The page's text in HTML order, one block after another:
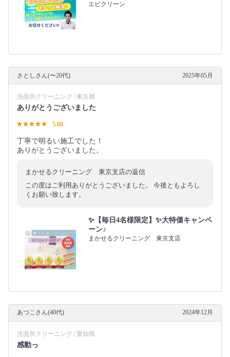
エピクリーン
さとしさん(〜20代) 2025年05月
洗面所クリーニング | 東京都
ありがとうございました
5.00
丁寧で明るい施工でした！
ありがとうございました。
まかせるクリーニング 東京支店の返信
この度はご利用ありがとうございました。 今後ともよろし
くお願い致します。
✨【毎日4名様限定】✨大特価キャンペ
ーン♪
まかせるクリーニング 東京支店
あつこさん(40代) 2024年12月
洗面所クリーニング | 愛知県
感動っ